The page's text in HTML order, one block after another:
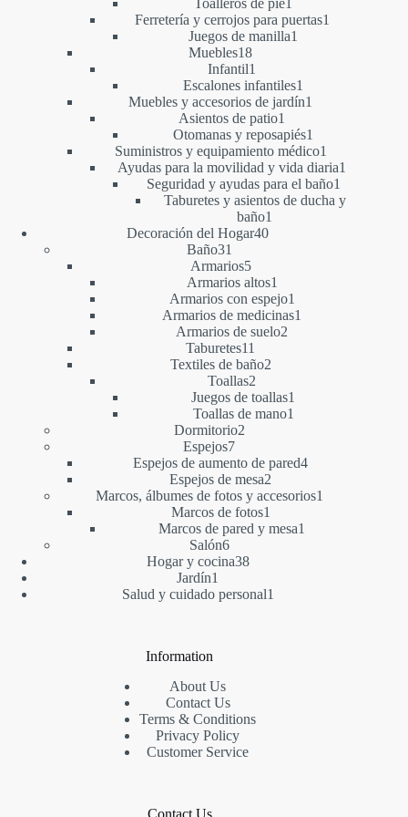
Toalleros de pie1
producto
Ferretería y cerrojos para puertas1
Juegos de manilla1
Muebles1818
productos
Infantil1
producto
Escalones infantiles1
producto
Muebles y accesorios de jardín1
Asientos de patio1
producto
Otomanas y reposapiés1
producto
Suministros y equipamiento médico1
producto
Ayudas para la movilidad y vida diaria1
Seguridad y ayudas para el baño1
producto
Taburetes y asientos de ducha y
baño1
Decoración del Hogar4040
Baño31
productos
Armarios55
productos
Armarios altos1
producto
Armarios con espejo1
producto
Armarios de medicinas1
Armarios de suelo2
Taburetes11
productos
Textiles de baño22
Toallas2
productos
Juegos de toallas1
Toallas de mano1
Dormitorio22
Espejos77
productos
Espejos de aumento de pared44
Espejos de mesa2
productos
Marcos, álbumes de fotos y accesorios1
Marcos de fotos1
producto
Marcos de pared y mesa1
Salón66
productos
Hogar y cocina3838
Jardín1
producto
Salud y cuidado personal1
Information
About Us
Contact Us
Terms & Conditions
Privacy Policy
Customer Service